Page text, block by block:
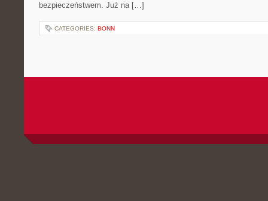
bezpieczeństwem. Już na […]
CATEGORIES: BONN